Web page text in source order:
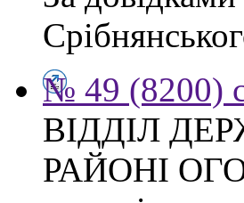
№ 49 (8200)
ВІДДІЛ
РАЙОНІ